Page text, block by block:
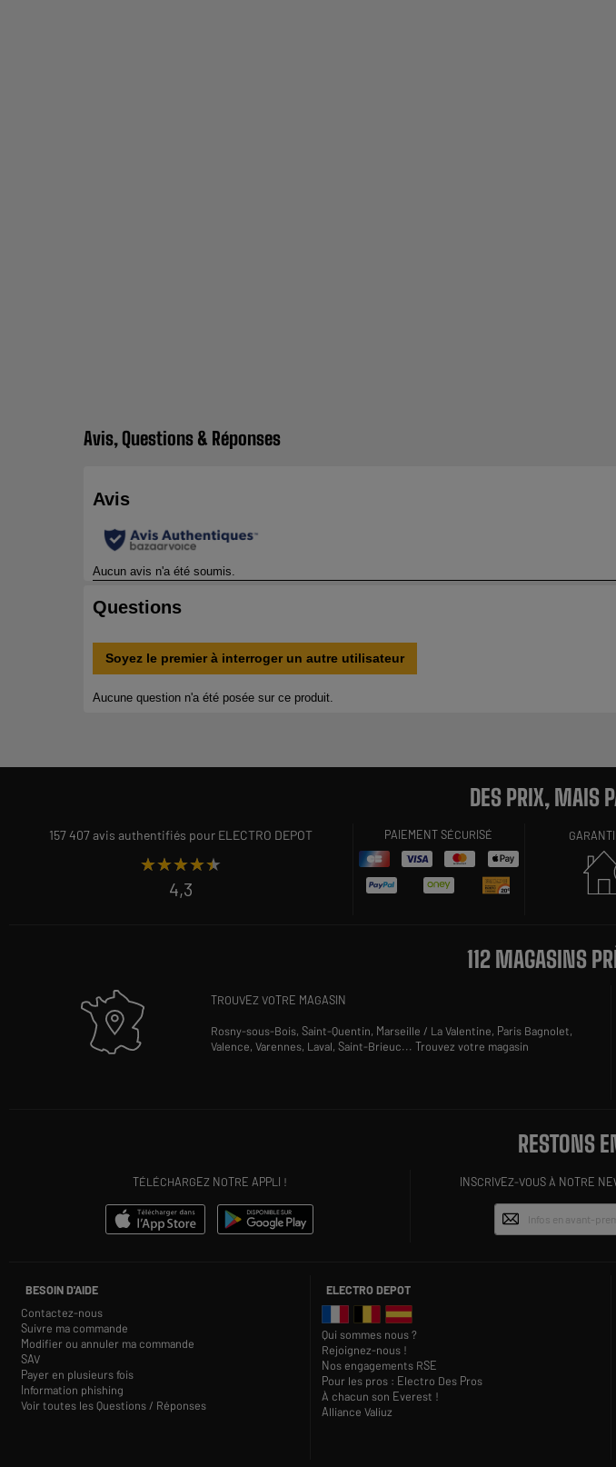
Avis, Questions & Réponses
DES PRIX, MAIS
157 407 avis authentifiés pour ELECTRO DEPOT
★★★★★
★★★★★
4,3
PAIEMENT SÉCURISÉ
112 MAGASINS
TROUVEZ VOTRE MAGASIN
Rosny-sous-Bois,Saint-Quentin, Marseille / La Valentine, Paris Bagnolet,
Valence,Varennes, Laval,Saint-Brieuc...Trouvez votre magasin
RESTONS
TÉLÉCHARGEZ NOTRE APPLI ! INSCRIVEZ-VOUS À NOTRE
BESOIN D'AIDE
Contactez-nous
Suivre ma commande
Modifier ou annuler ma commande
SAV
Payer en plusieurs fois
Information phishing
Voir toutes les Questions / Réponses
ELECTRO DEPOT
Qui sommes nous ?
Rejoignez-nous !
Nos engagements RSE
Pour les pros : Electro Des Pros
À chacun son Everest !
Alliance Valiuz